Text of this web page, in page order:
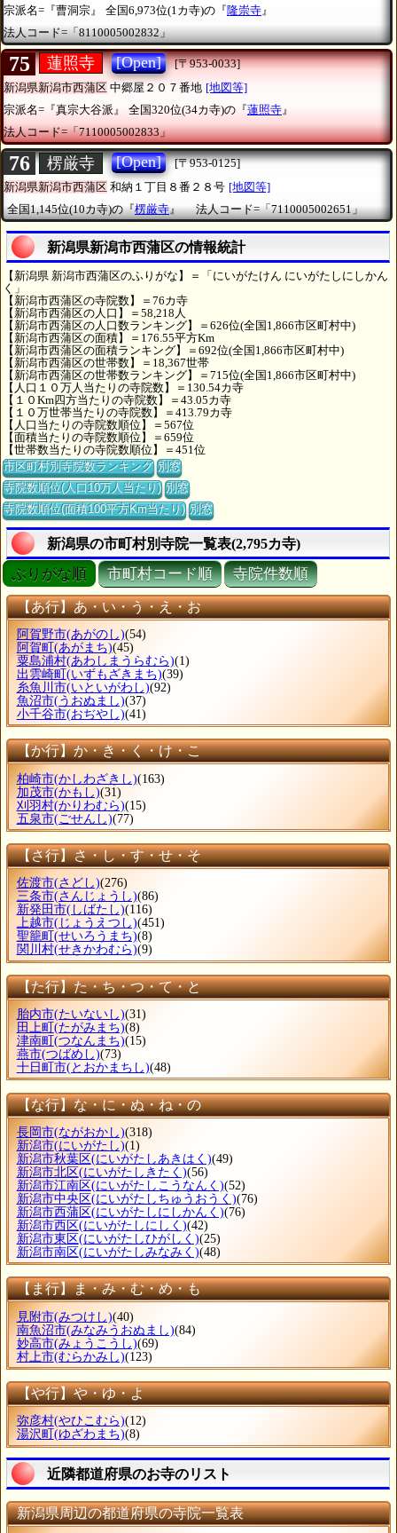
宗派名=『曹洞宗』 全国6,973位(1カ寺)の『隆崇寺 』
法人コード=「8110005002832」
75 蓮照寺 [Open]
[〒953-0033]
新潟県新潟市西蒲区 中郷屋２０７番地 [地図等]
宗派名=『真宗大谷派』
全国320位(34カ寺)の『蓮照寺 』
法人コード=「7110005002833」
76 楞厳寺 [Open]
[〒953-0125]
新潟県新潟市西蒲区 和納１丁目８番２８号 [地図等]
全国1,145位(10カ寺)の『楞厳寺』 法人コード=「7110005002651」
新潟県新潟市西蒲区の情報統計
【新潟県 新潟市西蒲区のふりがな】＝「にいがたけん にいがたしにしかん
く」
【新潟市西蒲区の寺院数】＝76カ寺
【新潟市西蒲区の人口】＝58,218人
【新潟市西蒲区の人口数ランキング】＝626位(全国1,866市区町村中)
【新潟市西蒲区の面積】＝176.55平方Km
【新潟市西蒲区の面積ランキング】＝692位(全国1,866市区町村中)
【新潟市西蒲区の世帯数】＝18,367世帯
【新潟市西蒲区の世帯数ランキング】＝715位(全国1,866市区町村中)
【人口１０万人当たりの寺院数】＝130.54カ寺
【１０Km四方当たりの寺院数】＝43.05カ寺
【１０万世帯当たりの寺院数】＝413.79カ寺
【人口当たりの寺院数順位】＝567位
【面積当たりの寺院数順位】＝659位
【世帯数当たりの寺院数順位】＝451位
市区町村別寺院数ランキング 別窓
寺院数順位(人口10万人当たり) 別窓
寺院数順位(面積100平方Km当たり) 別窓
新潟県の市町村別寺院一覧表(2,795カ寺)
ぶりがな順 市町村コード順 寺院件数順
【あ行】あ・い・う・え・お
阿賀野市(あがのし)(54)
阿賀町 (あがまち)(45)
粟島浦村(あわしまうらむら)(1)
出雲崎町 (いずもざきまち)(39)
糸魚川市(いといがわし)(92)
魚沼市(うおぬまし)(37)
小千谷市(おぢやし)(41)
【か行】か・き・く・け・こ
柏崎市(かしわざきし)(163)
加茂市(かもし)(31)
刈羽村(かりわむら)(15)
五泉市(ごせんし)(77)
【さ行】さ・し・す・せ・そ
佐渡市(さどし)(276)
三条市(さんじょうし)(86)
新発田市(しばたし)(116)
上越市(じょうえつし)(451)
聖籠町 (せいろうまち)(8)
関川村(せきかわむら)(9)
【た行】た・ち・つ・て・と
胎内市(たいないし)(31)
田上町 (たがみまち)(8)
津南町 (つなんまち)(15)
燕市(つばめし)(73)
十日町市(とおかまちし)(48)
【な行】な・に・ぬ・ね・の
長岡市(ながおかし)(318)
新潟市(にいがたし)(1)
新潟市秋葉区(にいがたしあきはく)(49)
新潟市北区(にいがたしきたく)(56)
新潟市江南区(にいがたしこうなんく)(52)
新潟市中央区(にいがたしちゅうおうく)(76)
新潟市西蒲区(にいがたしにしかんく)(76)
新潟市西区(にいがたしにしく)(42)
新潟市東区(にいがたしひがしく)(25)
新潟市南区(にいがたしみなみく)(48)
【ま行】ま・み・む・め・も
見附市(みつけし)(40)
南魚沼市(みなみうおぬまし)(84)
妙高市(みょうこうし)(69)
村上市(むらかみし)(123)
【や行】や・ゆ・よ
弥彦村(やひこむら)(12)
湯沢町 (ゆざわまち)(8)
近隣都道府県のお寺のリスト
新潟県周辺の都道府県の寺院一覧表